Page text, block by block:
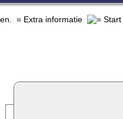
= Extra informatie